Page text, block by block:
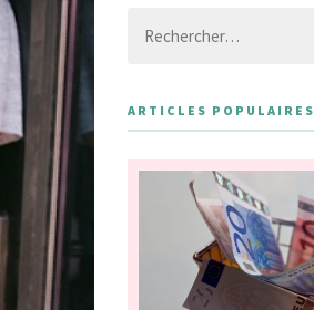
ARTICLES POPULAIRES